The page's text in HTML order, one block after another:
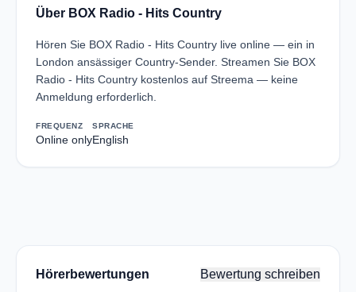
Über BOX Radio - Hits Country
Hören Sie BOX Radio - Hits Country live online — ein in
London ansässiger Country-Sender. Streamen Sie BOX
Radio - Hits Country kostenlos auf Streema — keine
Anmeldung erforderlich.
FREQUENZ
Online only
SPRACHE
English
Hörerbewertungen Bewertung schreiben